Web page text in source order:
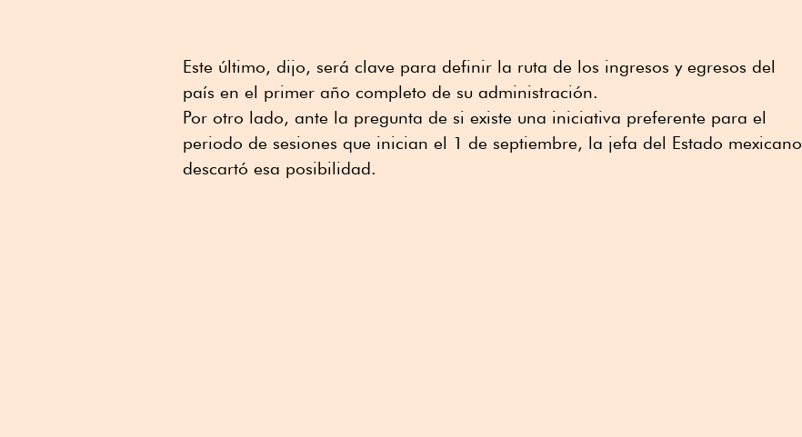
Este último, dijo, será clave para definir la ruta de los ingresos y egresos del
país en el primer año completo de su administración.
Por otro lado, ante la pregunta de si existe una iniciativa preferente para el
periodo de sesiones que inician el 1 de septiembre, la jefa del Estado mexicano
descartó esa posibilidad.